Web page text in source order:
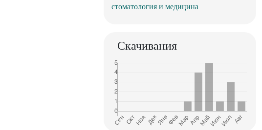
стоматология и медицина
Скачивания